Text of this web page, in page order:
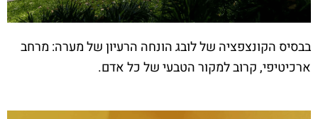
בבסיס הקונצפציה של לובג הונחה הרעיון של מערה: מרחב
ארכיטיפי, קרוב למקור הטבעי של כל אדם.